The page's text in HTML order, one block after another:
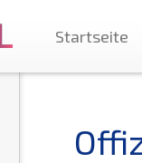
Startseite